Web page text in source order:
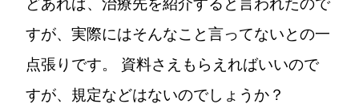
どあれば、治療先を紹介すると言われたので
すが、実際にはそんなこと言ってないとの一
点張りです。 資料さえもらえればいいので
すが、規定などはないのでしょうか？